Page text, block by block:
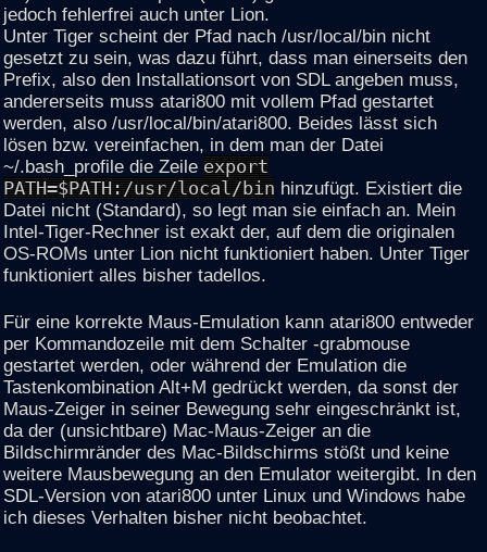
jedoch fehlerfrei auch unter Lion.
Unter Tiger scheint der Pfad nach /usr/local/bin nicht
gesetzt zu sein, was dazu führt, dass man einerseits den
Prefix, also den Installationsort von SDL angeben muss,
andererseits muss atari800 mit vollem Pfad gestartet
werden, also /usr/local/bin/atari800. Beides lässt sich
lösen bzw. vereinfachen, in dem man der Datei
~/.bash_profile die Zeile export
PATH=$PATH:/usr/local/bin hinzufügt. Existiert die
Datei nicht (Standard), so legt man sie einfach an. Mein
Intel-Tiger-Rechner ist exakt der, auf dem die originalen
OS-ROMs unter Lion nicht funktioniert haben. Unter Tiger
funktioniert alles bisher tadellos.
Für eine korrekte Maus-Emulation kann atari800 entweder
per Kommandozeile mit dem Schalter -grabmouse
gestartet werden, oder während der Emulation die
Tastenkombination Alt+M gedrückt werden, da sonst der
Maus-Zeiger in seiner Bewegung sehr eingeschränkt ist,
da der (unsichtbare) Mac-Maus-Zeiger an die
Bildschirmränder des Mac-Bildschirms stößt und keine
weitere Mausbewegung an den Emulator weitergibt. In den
SDL-Version von atari800 unter Linux und Windows habe
ich dieses Verhalten bisher nicht beobachtet.